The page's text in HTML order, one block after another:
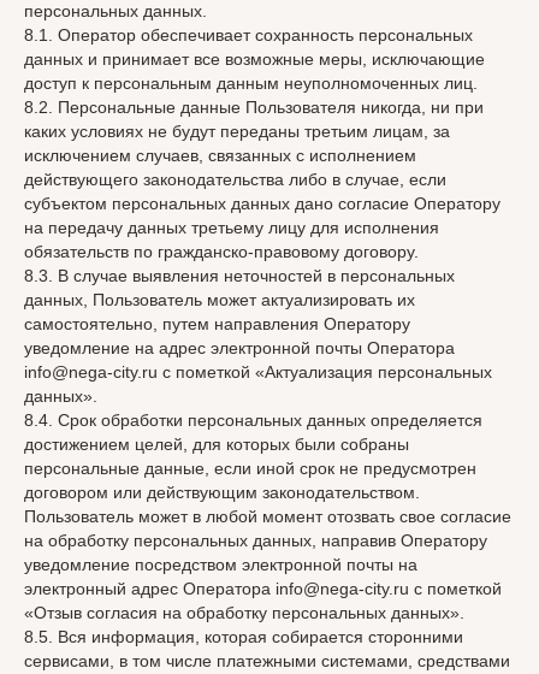
персональных данных.
8.1. Оператор обеспечивает сохранность персональных
данных и принимает все возможные меры, исключающие
доступ к персональным данным неуполномоченных лиц.
8.2. Персональные данные Пользователя никогда, ни при
каких условиях не будут переданы третьим лицам, за
исключением случаев, связанных с исполнением
действующего законодательства либо в случае, если
субъектом персональных данных дано согласие Оператору
на передачу данных третьему лицу для исполнения
обязательств по гражданско-правовому договору.
8.3. В случае выявления неточностей в персональных
данных, Пользователь может актуализировать их
самостоятельно, путем направления Оператору
уведомление на адрес электронной почты Оператора
info@nega-city.ru с пометкой «Актуализация персональных
данных».
8.4. Срок обработки персональных данных определяется
достижением целей, для которых были собраны
персональные данные, если иной срок не предусмотрен
договором или действующим законодательством.
Пользователь может в любой момент отозвать свое согласие
на обработку персональных данных, направив Оператору
уведомление посредством электронной почты на
электронный адрес Оператора info@nega-city.ru с пометкой
«Отзыв согласия на обработку персональных данных».
8.5. Вся информация, которая собирается сторонними
сервисами, в том числе платежными системами, средствами